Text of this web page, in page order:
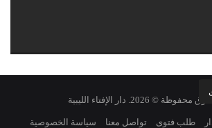
الأمرَ، وتهاونَ في تشكيله وتنفيذه؛ أن يتحملَ
راعٍ وكلّكم مسئُول).
الدوائر القضائيةِ، ونفذَ حكمُ الله في حالةٍ أو
© 2026. دار الإفتاء الليبية
طلب فتوى تواصل معنا سياسة الخصوصية